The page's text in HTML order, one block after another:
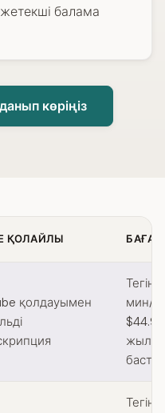
балама
көріңіз
ҚОЛАЙЛЫ
қолдауымен
Тегін
мин/
бастап
Тегін